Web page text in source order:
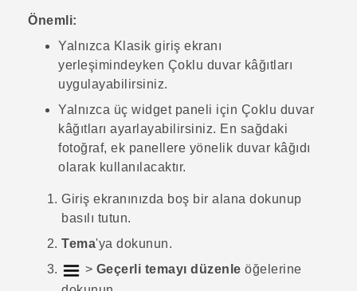
Önemli:
Yalnızca Klasik giriş ekranı
yerleşimindeyken Çoklu duvar kâğıtları
uygulayabilirsiniz.
Yalnızca üç widget paneli için Çoklu duvar
kâğıtları ayarlayabilirsiniz. En sağdaki
fotoğraf, ek panellere yönelik duvar kâğıdı
olarak kullanılacaktır.
Giriş ekranınızda boş bir alana dokunup
basılı tutun.
Tema'ya dokunun.
> Geçerli temayı düzenle öğelerine